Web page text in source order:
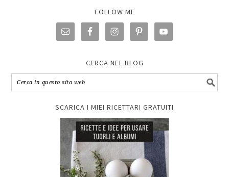
FOLLOW ME
CERCA NEL BLOG
SCARICA I MIEI RICETTARI GRATUITI